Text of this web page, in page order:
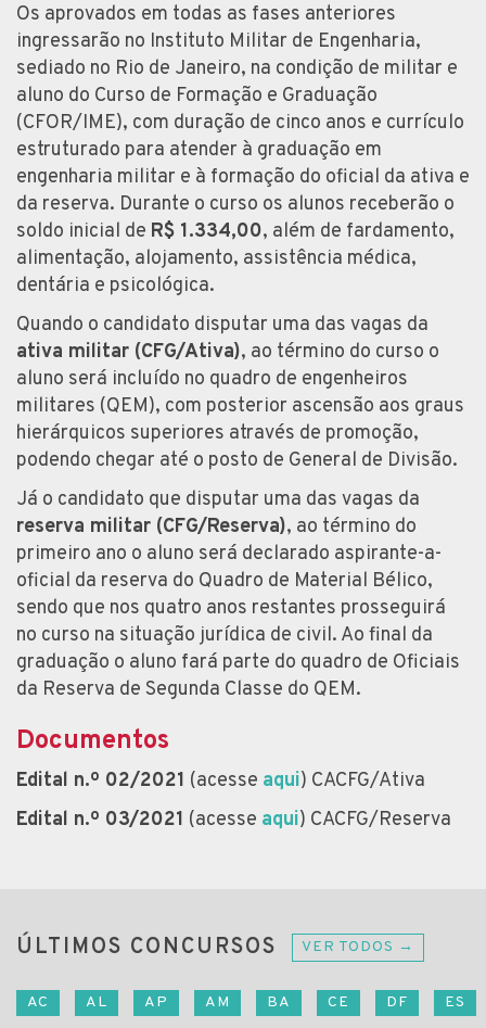
Os aprovados em todas as fases anteriores
ingressarão no Instituto Militar de Engenharia,
sediado no Rio de Janeiro, na condição de militar e
aluno do Curso de Formação e Graduação
(CFOR/IME), com duração de cinco anos e currículo
estruturado para atender à graduação em
engenharia militar e à formação do oficial da ativa e
da reserva. Durante o curso os alunos receberão o
soldo inicial de R$ 1.334,00, além de fardamento,
alimentação, alojamento, assistência médica,
dentária e psicológica.
Quando o candidato disputar uma das vagas da
ativa militar (CFG/Ativa), ao término do curso o
aluno será incluído no quadro de engenheiros
militares (QEM), com posterior ascensão aos graus
hierárquicos superiores através de promoção,
podendo chegar até o posto de General de Divisão.
Já o candidato que disputar uma das vagas da
reserva militar (CFG/Reserva), ao término do
primeiro ano o aluno será declarado aspirante-a-
oficial da reserva do Quadro de Material Bélico,
sendo que nos quatro anos restantes prosseguirá
no curso na situação jurídica de civil. Ao final da
graduação o aluno fará parte do quadro de Oficiais
da Reserva de Segunda Classe do QEM.
Documentos
Edital n.º 02/2021 (acesse aqui) CACFG/Ativa
Edital n.º 03/2021 (acesse aqui) CACFG/Reserva
ÚLTIMOS CONCURSOS VER TODOS →
AC AL AP AM BA CE DF ES